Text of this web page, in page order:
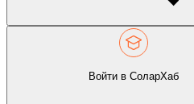
Войти в СоларХаб